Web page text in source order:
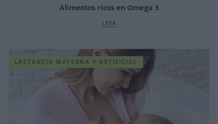
Alimentos ricos en Omega 3
LEER
LACTANCIA MATERNA Y ARTIFICIAL